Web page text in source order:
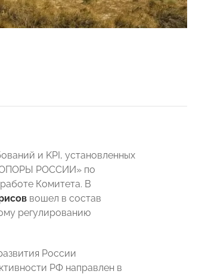
и KPI, установленных
«ОПОРЫ РОССИИ» по
Комитета. В
вошел в состав
регулированию
России
РФ направлен в